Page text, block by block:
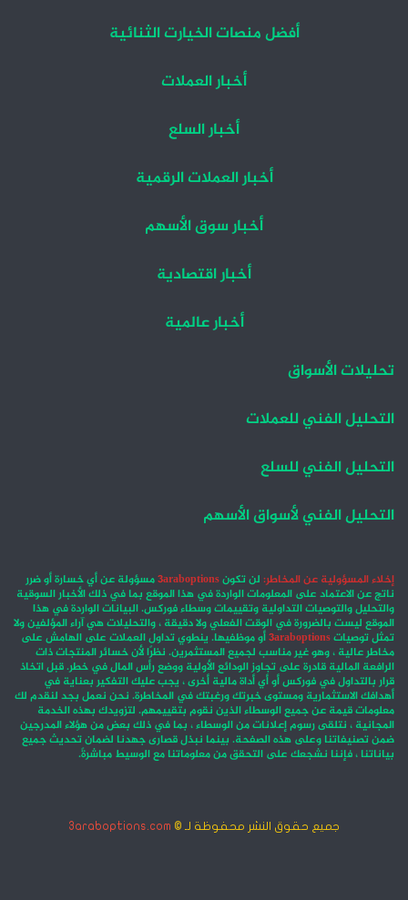
أفضل منصات الخيارت الثنائية
أخبار العملات
أخبار السلع
أخبار العملات الرقمية
أخبار سوق الأسهم
أخبار اقتصادية
أخبار عالمية
تحليلات الأسواق
التحليل الفني للعملات
التحليل الفني للسلع
التحليل الفني لأسواق الأسهم
إخلاء المسؤولية عن المخاطر: لن تكون3araboptionsمسؤولة عن أي خسارة أو ضرر
ناتج عن الاعتماد على المعلومات الواردة في هذا الموقع بما في ذلك الأخبار السوقية
والتحليل والتوصيات التداولية وتقييمات وسطاء فوركس. البيانات الواردة في هذا
الموقع ليست بالضرورة في الوقت الفعلي ولا دقيقة ، والتحليلات هي آراء المؤلفين ولا
تمثل توصيات3araboptionsأو موظفيها. ينطوي تداول العملات على الهامش على
مخاطر عالية ، وهو غير مناسب لجميع المستثمرين. نظرًا لأن خسائر المنتجات ذات
الرافعة المالية قادرة على تجاوز الودائع الأولية ووضع رأس المال في خطر. قبل اتخاذ
قرار بالتداول في فوركس أو أي أداة مالية أخرى ، يجب عليك التفكير بعناية في
أهدافك الاستثمارية ومستوى خبرتك ورغبتك في المخاطرة. نحن نعمل بجد لنقدم لك
معلومات قيمة عن جميع الوسطاء الذين نقوم بتقييمهم. لتزويدك بهذه الخدمة
المجانية ، نتلقى رسوم إعلانات من الوسطاء ، بما في ذلك بعض من هؤلاء المدرجين
ضمن تصنيفاتنا وعلى هذه الصفحة. بينما نبذل قصارى جهدنا لضمان تحديث جميع
بياناتنا ، فإننا نشجعك على التحقق من معلوماتنا مع الوسيط مباشرةً.
جميع حقوق النشر محفوظة لـ © 3araboptions.com